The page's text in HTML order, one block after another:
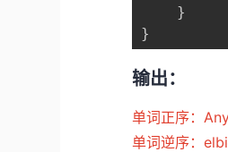
}
}
输出：
单词正序：
单词逆序：